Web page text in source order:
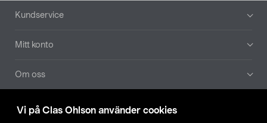
Vi på Clas Ohlson använder cookies
Sidfot
Kundservice
Mitt konto
Om oss
Aktuellt